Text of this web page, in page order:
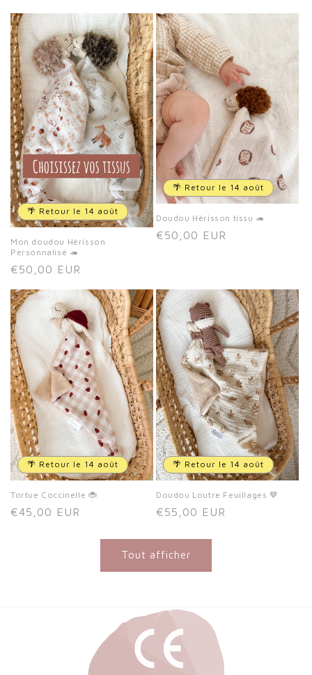
🌴 Retour le 14 août
Mon doudou Hérisson
Personnalisé 🦔
Prix
€50,00 EUR
🌴 Retour le 14 août
Doudou Hérisson tissu 🦔
Prix
€50,00 EUR
🌴 Retour le 14 août
Tortue Coccinelle 🐞
Prix
€45,00 EUR
🌴 Retour le 14 août
Doudou Loutre Feuillages 🤎
Prix
€55,00 EUR
Tout afficher